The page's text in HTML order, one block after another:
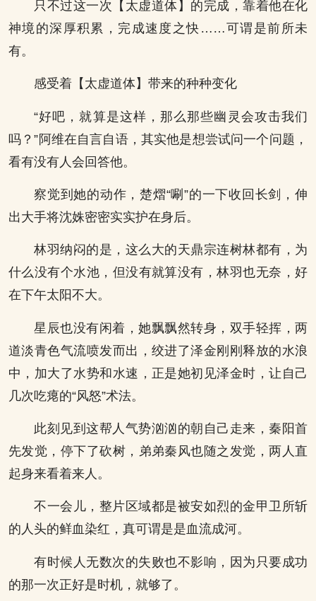
只不过这一次【太虚道体】的完成，靠着他在化
神境的深厚积累，完成速度之快……可谓是前所未
有。
感受着【太虚道体】带来的种种变化
“好吧，就算是这样，那么那些幽灵会攻击我们
吗？”阿维在自言自语，其实他是想尝试问一个问题，
看有没有人会回答他。
察觉到她的动作，楚熠“唰”的一下收回长剑，伸
出大手将沈姝密密实实护在身后。
林羽纳闷的是，这么大的天鼎宗连树林都有，为
什么没有个水池，但没有就算没有，林羽也无奈，好
在下午太阳不大。
星辰也没有闲着，她飘飘然转身，双手轻挥，两
道淡青色气流喷发而出，绞进了泽金刚刚释放的水浪
中，加大了水势和水速，正是她初见泽金时，让自己
几次吃瘪的“风怒”术法。
此刻见到这帮人气势汹汹的朝自己走来，秦阳首
先发觉，停下了砍树，弟弟秦风也随之发觉，两人直
起身来看着来人。
不一会儿，整片区域都是被安如烈的金甲卫所斩
的人头的鲜血染红，真可谓是是血流成河。
有时候人无数次的失败也不影响，因为只要成功
的那一次正好是时机，就够了。